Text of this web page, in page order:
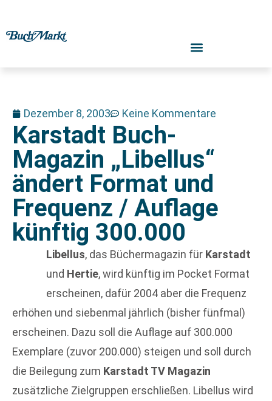
Dezember 8, 2003 Keine Kommentare
Karstadt Buch-
Magazin „Libellus“
ändert Format und
Frequenz / Auflage
künftig 300.000
Libellus, das Büchermagazin für Karstadt
und Hertie, wird künftig im Pocket Format
erscheinen, dafür 2004 aber die Frequenz
erhöhen und siebenmal jährlich (bisher fünfmal)
erscheinen. Dazu soll die Auflage auf 300.000
Exemplare (zuvor 200.000) steigen und soll durch
die Beilegung zum Karstadt TV Magazin
zusätzliche Zielgruppen erschließen. Libellus wird